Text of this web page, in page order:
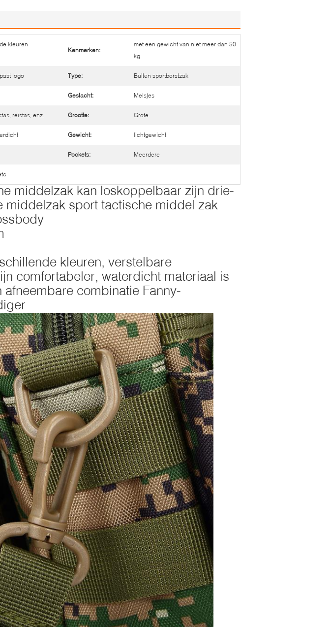
kleuren
Kenmerken:
met een gewicht van niet meer dan 50
kg
logo Type: Buiten sportborstzak
Geslacht: Meisjes
reistas, enz. Grootte: Grote
Gewicht: lichtgewicht
Pockets: Meerdere
middelzak kan loskoppelbaar zijn drie-
middelzak sport tactische middel zak
kleuren, verstelbare
comfortabeler, waterdicht materiaal is
combinatie Fanny-